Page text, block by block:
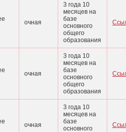
очная
3 года 10
месяцев на
базе
основного
общего
образования
очная
3 года 10
месяцев на
базе
основного
общего
образования
очная
3 года 10
месяцев на
базе
основного